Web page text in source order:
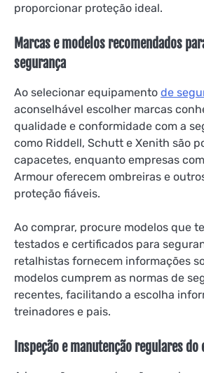
proporcionar proteção ideal.
Marcas e modelos recomendados
segurança
Ao selecionar equipamento de
aconselhável escolher marcas
qualidade e conformidade com a
como Riddell, Schutt e Xenith são
capacetes, enquanto empresas
Armour oferecem ombreiras e
proteção fiáveis.
Ao comprar, procure modelos que
testados e certificados para
retalhistas fornecem informações
modelos cumprem as normas de
recentes, facilitando a escolha
treinadores e pais.
Inspeção e manutenção regulares